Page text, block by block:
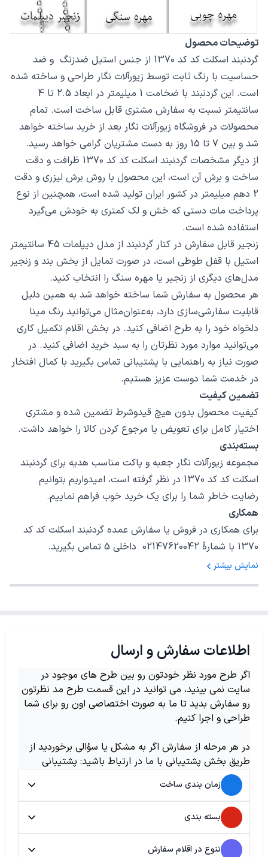
توضیحات محصول
گردنبند اسکلت کد کد 1370 از جنس استیل ضدزنگ و ضد
حساسیت با رنگ ثابت توسط زیورآلات نگار طراحی و ساخته شده
است. این گردنبند با ضخامت 1 میلیمتر در ابعاد 2.5 تا 4
سانتیمتر نسبت به سفارش مشتری قابل ساخت است. تمام
محصولات در فروشگاه زیورآلات نگار بعد از خرید ساخته خواهد
شد و بین 7 تا 15 روز به دست مشتریان گرامی خواهد رسید.
از دیگر مشخصات گردنبند اسکلت کد کد 1370 ظرافت و دقت
ساخت و برش آن است، این محصول با روش برش لیزری و دقت
2 دهم میلیمتر در کشور ایران تولید شده است، همچنین از نوع
پرداخت مات دستی که خش و لک کمتری به خودش می‌گیرد
استفاده شده است.
زنجیر قابل سفارش در کنار گردنبند از مدل دیپلمات 45 سانتیمتر
استیل با قفل طوطی است، در صورت تمایل از بخش بند و زنجیر
مدل‌های دیگری از زنجیر یا مهره سنگ را انتخاب کنید.
هر محصول به سفارش شما ساخته خواهد شد به همین دلیل
قابلیت سفارشی‌سازی دارد، به‌عنوان‌مثال می‌توانید رنگ مینا
دلخواه خود را به طرح اضافی کنید. در بخش اقلام تکمیل کاری
می‌توانید موارد مورد نظرتان را به سبد خرید اضافی کنید. در
صورت نیاز به راهنمایی با پشتیبانی تماس بگیرید با کمال افتخار
در خدمت شما دوست عزیز هستیم.
تضمین کیفیت
کیفیت محصول بدون هیچ قیدوشرط تضمین شده و مشتری
اختیار کامل برای تعویض یا مرجوع کردن کالا را خواهد داشت.
بسته‌بندی
مجموعه زیورآلات نگار جعبه و پاکت مناسب هدیه برای گردنبند
اسکلت کد کد 1370 در نظر گرفته است، امیدواریم بتوانیم
رضایت خاطر شما را برای یک خرید خوب فراهم نماییم.
همکاری
برای همکاری در فروش یا سفارش عمده گردنبند اسکلت کد کد
1370 با شمارهٔ 02147620042 داخلی 5 تماس بگیرید.
نمایش بیشتر
اطلاعات سفارش و ارسال
اگر طرح مورد نظر خودتون رو بین طرح های موجود در
سایت نمی بینید، می توانید در این قسمت طرح مد نظرتون
رو سفارش بدید تا ما به صورت اختصاصی اون رو برای شما
طراحی و اجرا کنیم.
در هر مرحله از سفارش اگر به مشکل یا سؤالی برخوردید از
طریق بخش پشتیبانی با ما در ارتباط باشید: پشتیبانی
زمان بندی ساخت
بسته بندی
تنوع در اقلام سفارش